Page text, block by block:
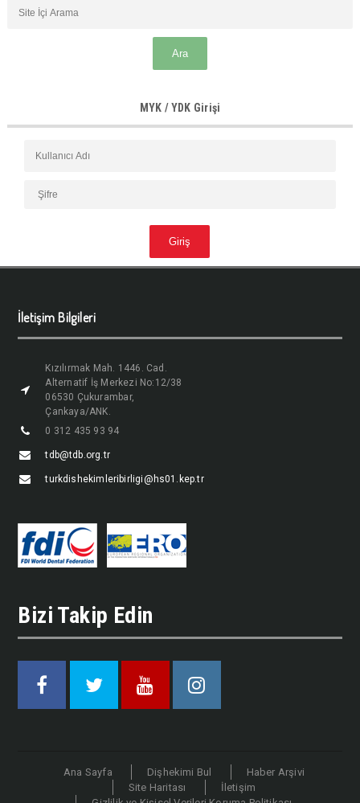
MYK / YDK Girişi
İletişim Bilgileri
Kızılırmak Mah. 1446. Cad.
Alternatif İş Merkezi No:12/38
06530 Çukurambar,
Çankaya/ANK.
0 312 435 93 94
tdb@tdb.org.tr
turkdishekimleribirligi@hs01.kep.tr
Bizi Takip Edin
Facebook Twitter Youtube Instagram
Ana Sayfa Dişhekimi Bul
Haber Arşivi
Site Haritası
İletişim